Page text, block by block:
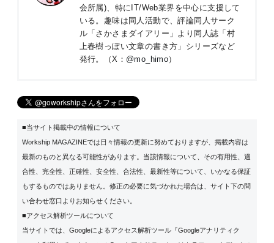
会所属)、特にIT/Web業界を中心に支援して
いる。趣味は同人活動で、評論同人サーク
ル「さかさまダイアリー」より同人誌「村
上春樹っぽい文章の書き方」シリーズなど
発行。（X： @mo_himo）
■当サイト掲載中の情報について
Workship MAGAZINEでは日々情報の更新に努めておりますが、掲載内容は
最新のものと異なる可能性があります。当該情報について、その有用性、適
合性、完全性、正確性、安全性、合法性、最新性等について、いかなる保証
もするものではありません。修正の必要に気づかれた場合は、サイト下の問
い合わせ窓口よりお知らせください。
■アクセス解析ツールについて
当サイトでは、Googleによるアクセス解析ツール『Googleアナリティク